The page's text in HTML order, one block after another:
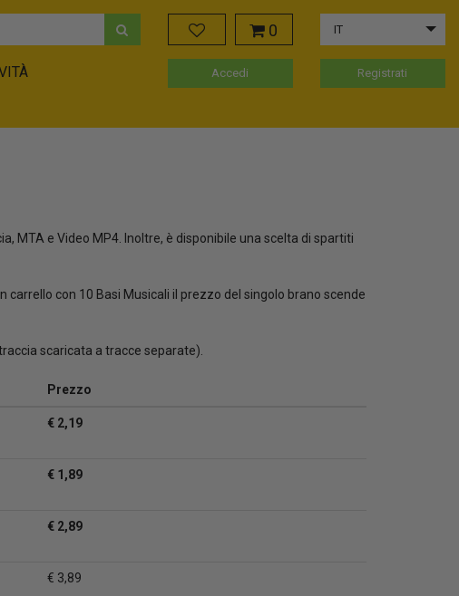
0 IT
Accedi Registrati
MTA e Video MP4. Inoltre, è disponibile una scelta di spartiti
con 10 Basi Musicali il prezzo del singolo brano scende
scaricata a tracce separate).
Prezzo
€ 2,19
€ 1,89
€ 2,89
€ 3,89